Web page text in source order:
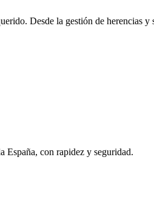
Desde la gestión de herencias y
España, con rapidez y seguridad.